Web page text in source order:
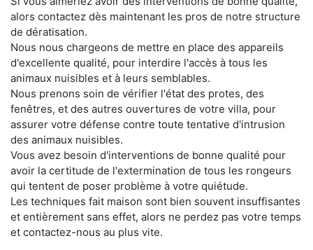
alors contactez dès maintenant les pros de notre structure
de dératisation.
Nous nous chargeons de mettre en place des appareils
d'excellente qualité, pour interdire l'accès à tous les
animaux nuisibles et à leurs semblables.
Nous prenons soin de vérifier l'état des protes, des
fenêtres, et des autres ouvertures de votre villa, pour
assurer votre défense contre toute tentative d'intrusion
des animaux nuisibles.
Vous avez besoin d'interventions de bonne qualité pour
avoir la certitude de l'extermination de tous les rongeurs
qui tentent de poser problème à votre quiétude.
Les techniques fait maison sont bien souvent insuffisantes
et entièrement sans effet, alors ne perdez pas votre temps
et contactez-nous au plus vite.